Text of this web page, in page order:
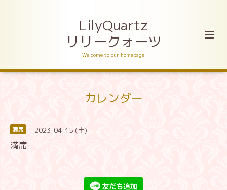
LilyQuartz
リリークォーツ
Welcome to our homepage
カレンダー
満席 2023-04-15 (土)
満席